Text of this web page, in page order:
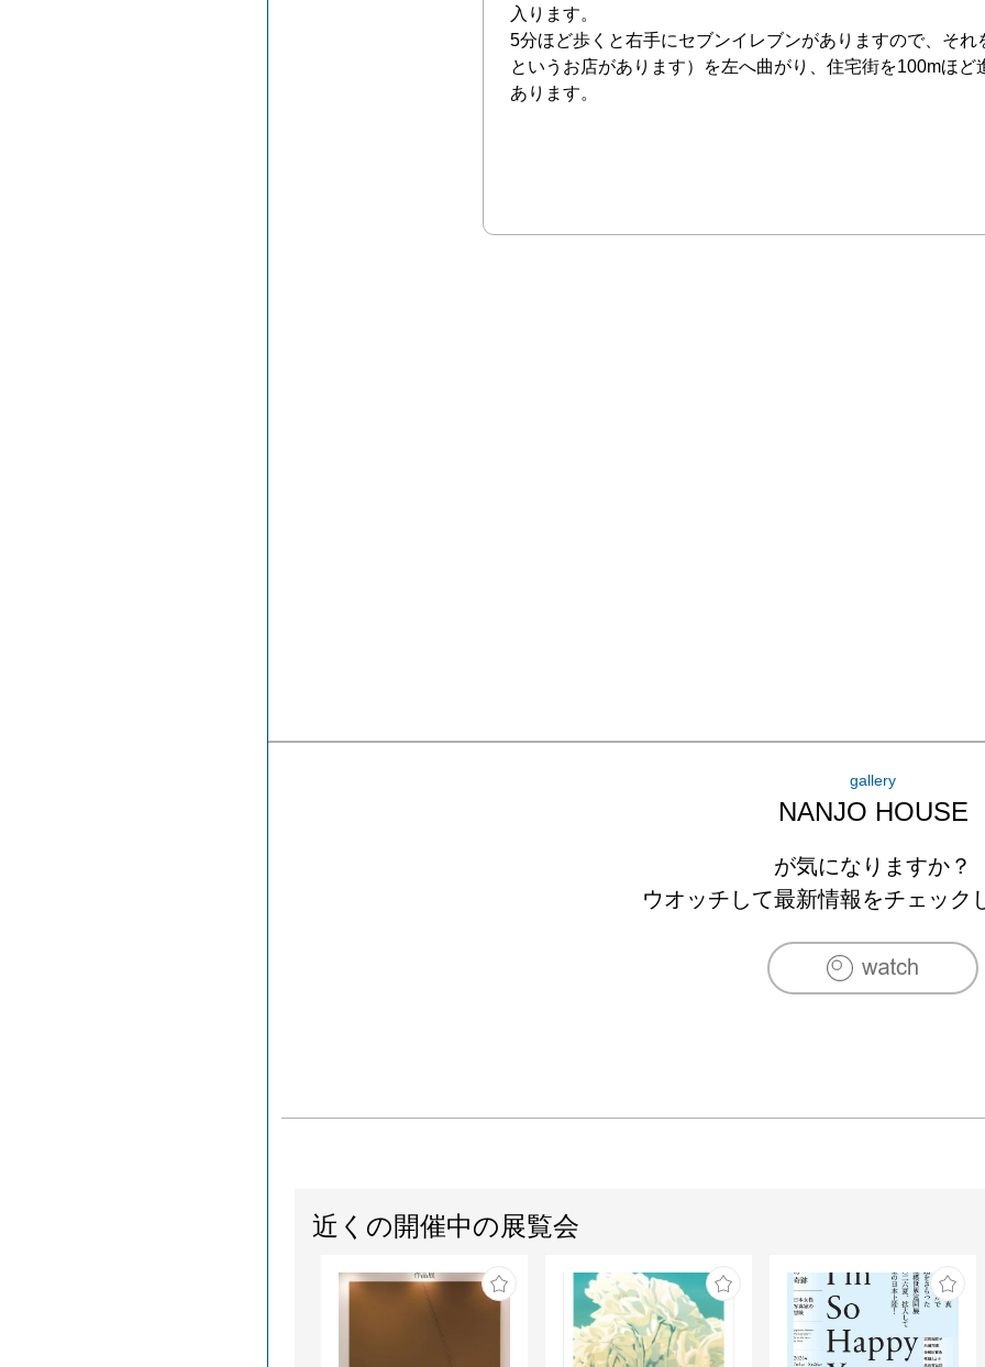
入ります。
5分ほど歩くと右手にセブンイレブンがありますので、そ
というお店があります）を左へ曲がり、住宅街を100mほ
あります。
gallery
NANJO HOUSE
が気になりますか？
ウオッチして最新情報をチェック
近くの開催中の展覧会